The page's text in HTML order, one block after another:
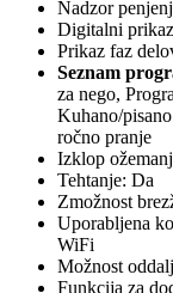
Nadzor
Digitalni
Prikaz faz
Seznam
za nego,
Kuhano/
ročno pranje
Izklop
Tehtanje: Da
Zmožnost
Uporabljena
WiFi
Možnost
Funkcija za